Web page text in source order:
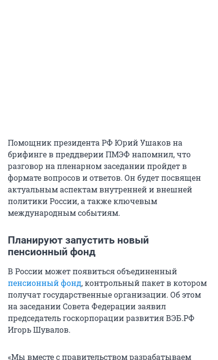
Помощник президента РФ Юрий Ушаков на
брифинге в преддверии ПМЭФ напомнил, что
разговор на пленарном заседании пройдет в
формате вопросов и ответов. Он будет посвящен
актуальным аспектам внутренней и внешней
политики России, а также ключевым
международным событиям.
Планируют запустить новый
пенсионный фонд
В России может появиться объединенный
пенсионный фонд, контрольный пакет в котором
получат государственные организации. Об этом
на заседании Совета Федерации заявил
председатель госкорпорации развития ВЭБ.РФ
Игорь Шувалов.
«Мы вместе с правительством разрабатываем